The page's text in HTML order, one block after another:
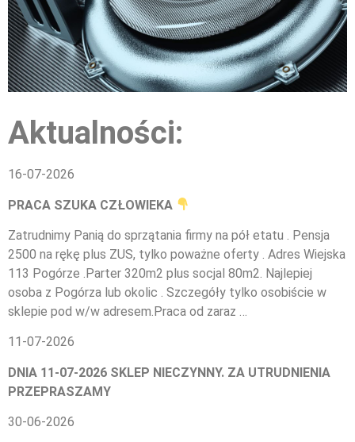
Aktualności:
16-07-2026
PRACA SZUKA CZŁOWIEKA
Zatrudnimy Panią do sprzątania firmy na pół etatu . Pensja
2500 na rękę plus ZUS, tylko poważne oferty . Adres Wiejska
113 Pogórze .Parter 320m2 plus socjal 80m2. Najlepiej
osoba z Pogórza lub okolic . Szczegóły tylko osobiście w
sklepie pod w/w adresem.Praca od zaraz …
11-07-2026
DNIA 11-07-2026 SKLEP NIECZYNNY. ZA UTRUDNIENIA
PRZEPRASZAMY
30-06-2026